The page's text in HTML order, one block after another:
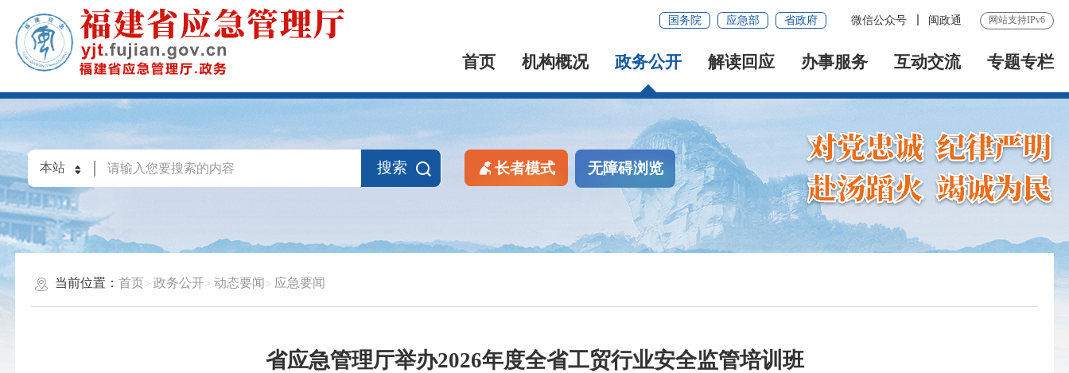
国务院 应急部 省政府 微信公众号 闽政通 网站支持IPv6
首页 机构概况 政务公开 解读回应 办事服务 互动交流 专题专栏
搜索 长者模式 无障碍浏览
当前位置：首页 政务公开 动态要闻 应急要闻
省应急管理厅举办2026年度全省工贸行业安全监管培训班